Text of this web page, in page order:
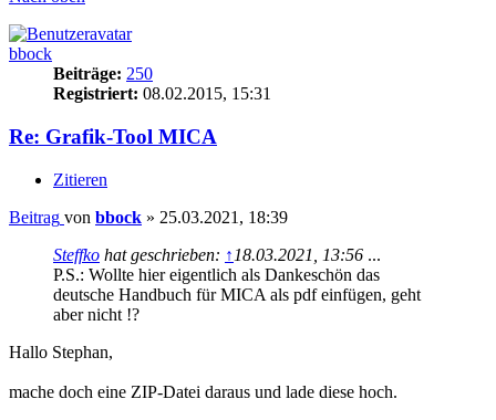
bbock
Beiträge: 250
Registriert: 08.02.2015, 15:31
Re: Grafik-Tool MICA
Zitieren
Beitrag von bbock » 25.03.2021, 18:39
Steffko hat geschrieben: ↑ 18.03.2021, 13:56 ...
P.S.: Wollte hier eigentlich als Dankeschön das
deutsche Handbuch für MICA als pdf einfügen, geht
aber nicht !?
Hallo Stephan,
mache doch eine ZIP-Datei daraus und lade diese hoch.